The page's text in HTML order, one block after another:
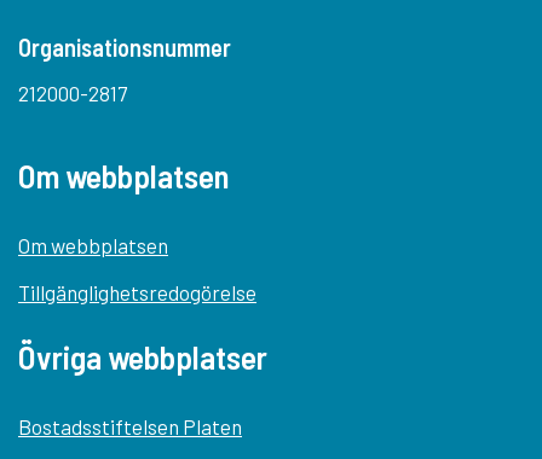
Organisationsnummer
212000-2817
Om webbplatsen
Om webbplatsen
Tillgänglighetsredogörelse
Övriga webbplatser
Bostadsstiftelsen Platen